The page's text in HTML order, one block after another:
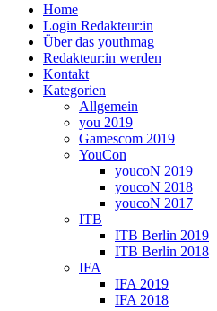
Home
Login Redakteur:in
Über das youthmag
Redakteur:in werden
Kontakt
Kategorien
Allgemein
you 2019
Gamescom 2019
YouCon
youcoN 2019
youcoN 2018
youcoN 2017
ITB
ITB Berlin 2019
ITB Berlin 2018
IFA
IFA 2019
IFA 2018